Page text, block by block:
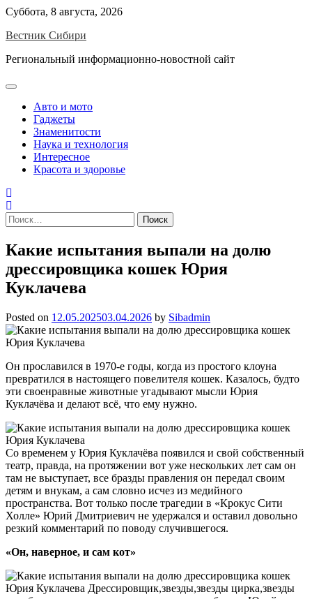
Skip
content
Суббота, 8 августа, 2026
Вестник Сибири
Региональный информационно-новостной сайт
Авто и мото
Гаджеты
Знаменитости
Наука и технология
Интересное
Красота и здоровье
Найти:
Какие испытания выпали на долю
дрессировщика кошек Юрия
Куклачева
Posted on 12.05.202503.04.2026 by Sibadmin
Он прославился в 1970-е годы, когда из простого клоуна
превратился в настоящего повелителя кошек. Казалось, будто
эти своенравные животные угадывают мысли Юрия
Куклачёва и делают всё, что ему нужно.
Со временем у Юрия Куклачёва появился и свой собственный
театр, правда, на протяжении вот уже нескольких лет сам он
там не выступает, все бразды правления он передал своим
детям и внукам, а сам словно исчез из медийного
пространства. Вот только после трагедии в «Крокус Сити
Холле» Юрий Дмитриевич не удержался и оставил довольно
резкий комментарий по поводу случившегося.
«Он, наверное, и сам кот»